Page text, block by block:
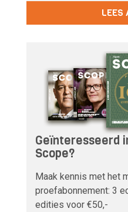
LEES
Geïnteresseerd
Scope?
Maak kennis met het
proefabonnement: 3
edities voor €50,-